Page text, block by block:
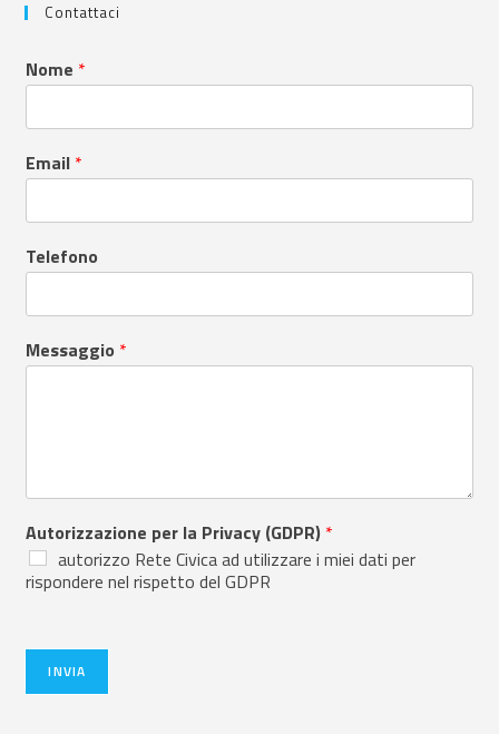
Contattaci
Nome *
Email *
Telefono
Messaggio *
Autorizzazione per la Privacy (GDPR) *
autorizzo Rete Civica ad utilizzare i miei dati per
rispondere nel rispetto del GDPR
INVIA